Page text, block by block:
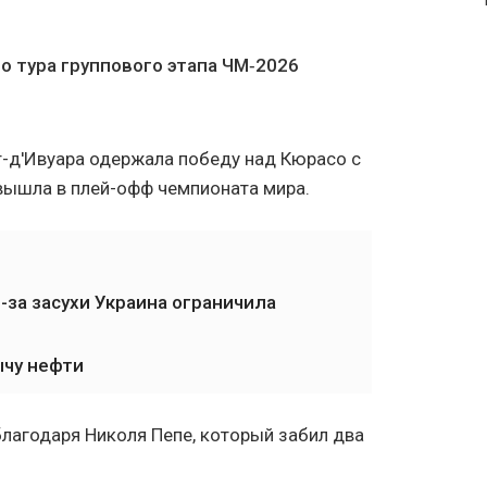
тура группового этапа ЧМ‑2026
д'Ивуара одержала победу над Кюрасо с
в плей-офф чемпионата мира.
засухи Украина ограничила
нефти
Николя Пепе, который забил два